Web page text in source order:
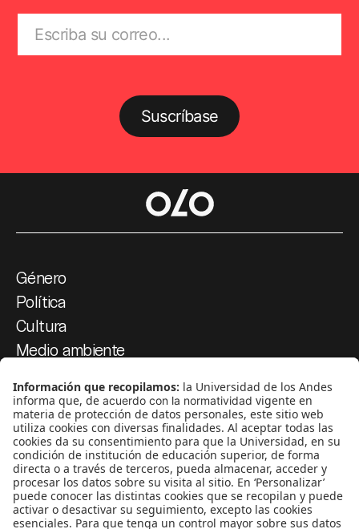
Suscríbase
Género
Política
Cultura
Medio ambiente
Ciudad
Movilización social
¿Quiénes somos?
Podcasts